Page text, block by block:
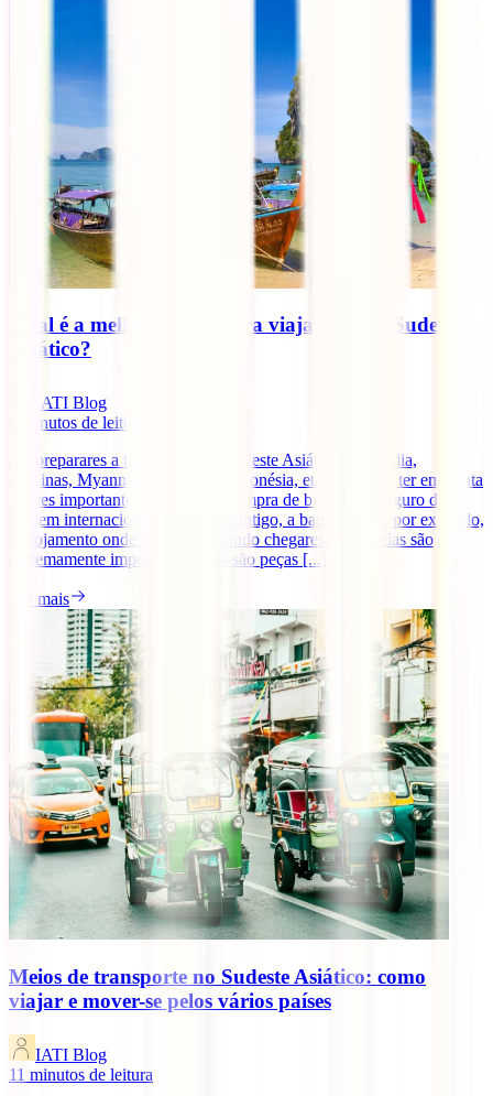
Qual é a melhor altura para viajar para o Sudeste
Asiático?
IATI Blog
minutos de leitura
Ao preparares a tua viagem ao Sudeste Asiático (Tailândia,
Filipinas, Myanmar, Vietname, Indonésia, etc.) tens que ter em conta
fatores importantes tais como a compra de bilhetes, o seguro de
viagem internacional que levas contigo, a bagagem ou, por exemplo,
o alojamento onde vais ficar quando chegares. Todas elas são
extremamente importantes, pois são peças [...]
Ler mais
Meios de transporte no Sudeste Asiático: como
viajar e mover-se pelos vários países
IATI Blog
11 minutos de leitura